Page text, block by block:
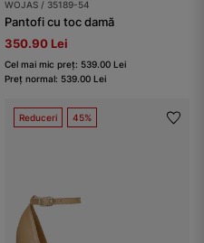
WOJAS / 35189-54
Pantofi cu toc damă
350.90 Lei
Cel mai mic preț: 539.00 Lei
Preț normal: 539.00 Lei
Reduceri 45%